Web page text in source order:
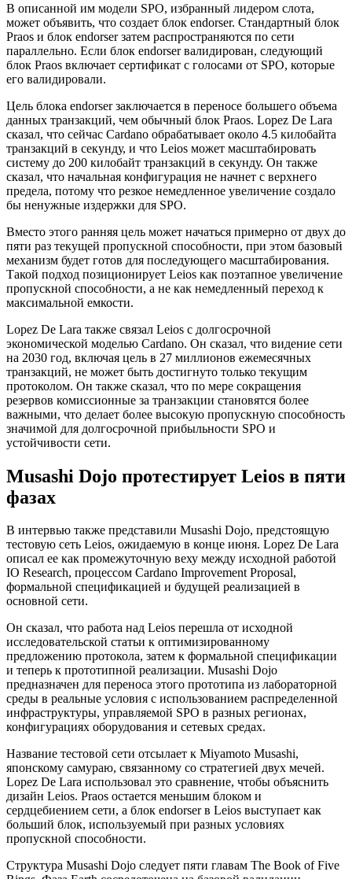
В описанной им модели SPO, избранный лидером слота,
может объявить, что создает блок endorser. Стандартный блок
Praos и блок endorser затем распространяются по сети
параллельно. Если блок endorser валидирован, следующий
блок Praos включает сертификат с голосами от SPO, которые
его валидировали.
Цель блока endorser заключается в переносе большего объема
данных транзакций, чем обычный блок Praos. Lopez De Lara
сказал, что сейчас Cardano обрабатывает около 4.5 килобайта
транзакций в секунду, и что Leios может масштабировать
систему до 200 килобайт транзакций в секунду. Он также
сказал, что начальная конфигурация не начнет с верхнего
предела, потому что резкое немедленное увеличение создало
бы ненужные издержки для SPO.
Вместо этого ранняя цель может начаться примерно от двух до
пяти раз текущей пропускной способности, при этом базовый
механизм будет готов для последующего масштабирования.
Такой подход позиционирует Leios как поэтапное увеличение
пропускной способности, а не как немедленный переход к
максимальной емкости.
Lopez De Lara также связал Leios с долгосрочной
экономической моделью Cardano. Он сказал, что видение сети
на 2030 год, включая цель в 27 миллионов ежемесячных
транзакций, не может быть достигнуто только текущим
протоколом. Он также сказал, что по мере сокращения
резервов комиссионные за транзакции становятся более
важными, что делает более высокую пропускную способность
значимой для долгосрочной прибыльности SPO и
устойчивости сети.
Musashi Dojo протестирует Leios в пяти
фазах
В интервью также представили Musashi Dojo, предстоящую
тестовую сеть Leios, ожидаемую в конце июня. Lopez De Lara
описал ее как промежуточную веху между исходной работой
IO Research, процессом Cardano Improvement Proposal,
формальной спецификацией и будущей реализацией в
основной сети.
Он сказал, что работа над Leios перешла от исходной
исследовательской статьи к оптимизированному
предложению протокола, затем к формальной спецификации
и теперь к прототипной реализации. Musashi Dojo
предназначен для переноса этого прототипа из лабораторной
среды в реальные условия с использованием распределенной
инфраструктуры, управляемой SPO в разных регионах,
конфигурациях оборудования и сетевых средах.
Название тестовой сети отсылает к Miyamoto Musashi,
японскому самураю, связанному со стратегией двух мечей.
Lopez De Lara использовал это сравнение, чтобы объяснить
дизайн Leios. Praos остается меньшим блоком и
сердцебиением сети, а блок endorser в Leios выступает как
больший блок, используемый при разных условиях
пропускной способности.
Структура Musashi Dojo следует пяти главам The Book of Five